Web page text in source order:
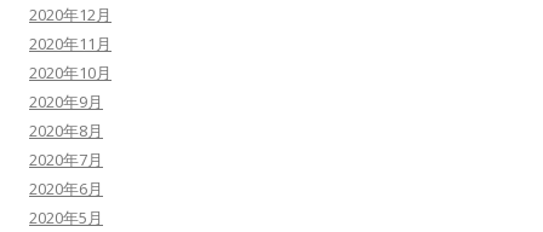
2020年12月
2020年11月
2020年10月
2020年9月
2020年8月
2020年7月
2020年6月
2020年5月